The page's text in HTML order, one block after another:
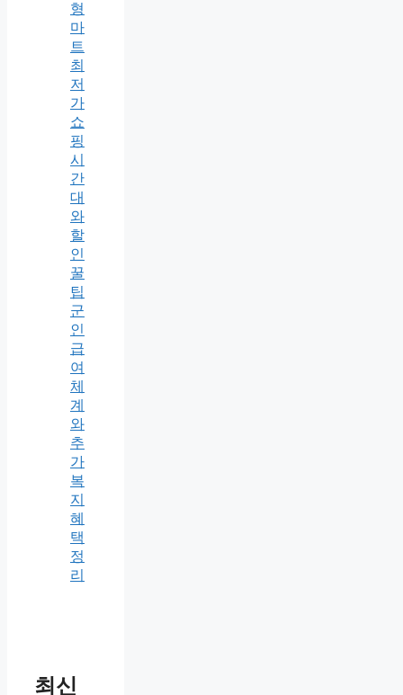
형
마
트
최
저
가
쇼
핑
시
간
대
와
할
인
꿀
팁
군
인
급
여
체
계
와
추
가
복
지
혜
택
정
리
최신